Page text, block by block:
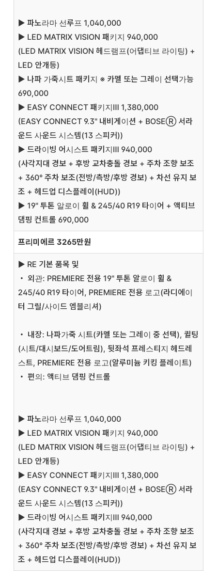
▶ 파노라마 선루프 1,040,000
▶ LED MATRIX VISION 패키지 940,000
(LED MATRIX VISION 헤드램프(어댑티브 라이팅) +
LED 안개등)
▶ 나파 가죽시트 패키지 ※ 카멜 또는 그레이 선택가능
690,000
▶ EASY CONNECT 패키지Ⅲ 1,380,000
(EASY CONNECT 9.3" 내비게이션 + BOSEⓇ 서라
운드 사운드 시스템(13 스피커))
▶ 드라이빙 어시스트 패키지Ⅲ 940,000
(사각지대 경보 + 후방 교차충돌 경보 + 주차 조향 보조
+ 360° 주차 보조(전방/측방/후방 경보) + 차선 유지 보
조 + 헤드업 디스플레이(HUD))
▶ 19" 투톤 알로이 휠 & 245/40 R19 타이어 + 액티브
댐핑 컨트롤 690,000
프리미에르 3265만원
▶ RE 기본 품목 및
・ 외관: PREMIERE 전용 19" 투톤 알로이 휠 &
245/40 R19 타이어, PREMIERE 전용 로고(라디에이
터 그릴/사이드 엠블리셔)
・ 내장: 나파가죽 시트(카멜 또는 그레이 중 선택), 퀼팅
(시트/대시보드/도어트림), 뒷좌석 프레스티지 헤드레
스트, PREMIERE 전용 로고(알루미늄 키킹 플레이트)
・ 편의: 액티브 댐핑 컨트롤
▶ 파노라마 선루프 1,040,000
▶ LED MATRIX VISION 패키지 940,000
(LED MATRIX VISION 헤드램프(어댑티브 라이팅) +
LED 안개등)
▶ EASY CONNECT 패키지Ⅲ 1,380,000
(EASY CONNECT 9.3" 내비게이션 + BOSEⓇ 서라
운드 사운드 시스템(13 스피커))
▶ 드라이빙 어시스트 패키지Ⅲ 940,000
(사각지대 경보 + 후방 교차충돌 경보 + 주차 조향 보조
+ 360° 주차 보조(전방/측방/후방 경보) + 차선 유지 보
조 + 헤드업 디스플레이(HUD))